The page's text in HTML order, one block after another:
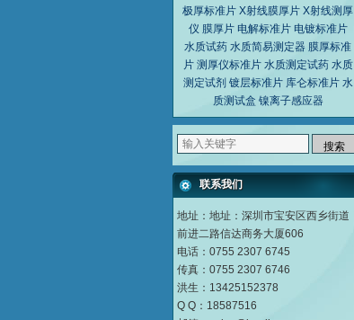
极厚标准片 X射线膜厚片 X射线测厚
仪 膜厚片 电解标准片 电镀标准片
水质试药 水质简易测定器 膜厚标准
片 测厚仪标准片 水质测定试药 水质
测定试剂 镀层标准片 库仑标准片 水
质测试盒 镍离子感应器
联系我们
地址：地址：深圳市宝安区西乡街道
前进二路信达商务大厦606
电话：0755 2307 6745
传真：0755 2307 6746
洪生：13425152378
Q Q：18587516